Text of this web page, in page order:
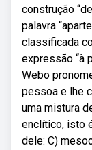
construção
palavra
classificada
expressão “à
Webo
pessoa e lhe
uma mistura
enclítico, isto
dele: C)